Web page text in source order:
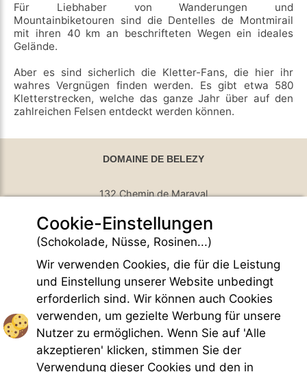
Für Liebhaber von Wanderungen und
Mountainbiketouren sind die Dentelles de Montmirail
mit ihren 40 km an beschrifteten Wegen ein ideales
Gelände.
Aber es sind sicherlich die Kletter-Fans, die hier ihr
wahres Vergnügen finden werden. Es gibt etwa 580
Kletterstrecken, welche das ganze Jahr über auf den
zahlreichen Felsen entdeckt werden können.
DOMAINE DE BELEZY
132 Chemin de Maraval
84410 Bedoin - France
GPS Latitude : 44.130661010742187
GPS Longitude : 5.1876931190490723
E-mail : belezy@libranoo.com
Tél : +33(0)4 90 65 60 18
France 4 Naturisme Newsletter
Anfrage Informationen
Handfest FKK-Leben
Gesetzliche Bedingungen
Cookie-Einstellungen
(Schokolade, Nüsse, Rosinen...)
Wir verwenden Cookies, die für die Leistung
und Einstellung unserer Website unbedingt
erforderlich sind. Wir können auch Cookies
verwenden, um gezielte Werbung für unsere
Nutzer zu ermöglichen. Wenn Sie auf 'Alle
akzeptieren' klicken, stimmen Sie der
Verwendung dieser Cookies und den in